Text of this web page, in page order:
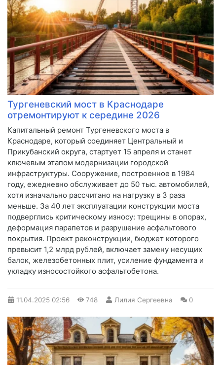
Тургеневский мост в Краснодаре
отремонтируют к середине 2026
Капитальный ремонт Тургеневского моста в
Краснодаре, который соединяет Центральный и
Прикубанский округа, стартует 15 апреля и станет
ключевым этапом модернизации городской
инфраструктуры. Сооружение, построенное в 1984
году, ежедневно обслуживает до 50 тыс. автомобилей,
хотя изначально рассчитано на нагрузку в 3 раза
меньше. За 40 лет эксплуатации конструкции моста
подверглись критическому износу: трещины в опорах,
деформация парапетов и разрушение асфальтового
покрытия. Проект реконструкции, бюджет которого
превысит 1,2 млрд рублей, включает замену несущих
балок, железобетонных плит, усиление фундамента и
укладку износостойкого асфальтобетона.
11.04.2025 02:56 748 Лилия Сергеевна 0